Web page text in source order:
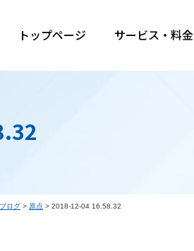
トップページ サービス・料金
ブログ > 原点 > 2018-12-04 16.58.32